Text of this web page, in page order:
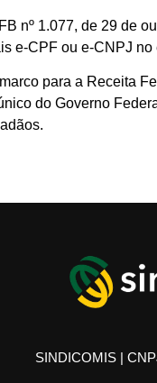
nº 1.077, de 29 de
e-CPF ou e-CNPJ
para a Receita
do Governo
SINDICOMIS |